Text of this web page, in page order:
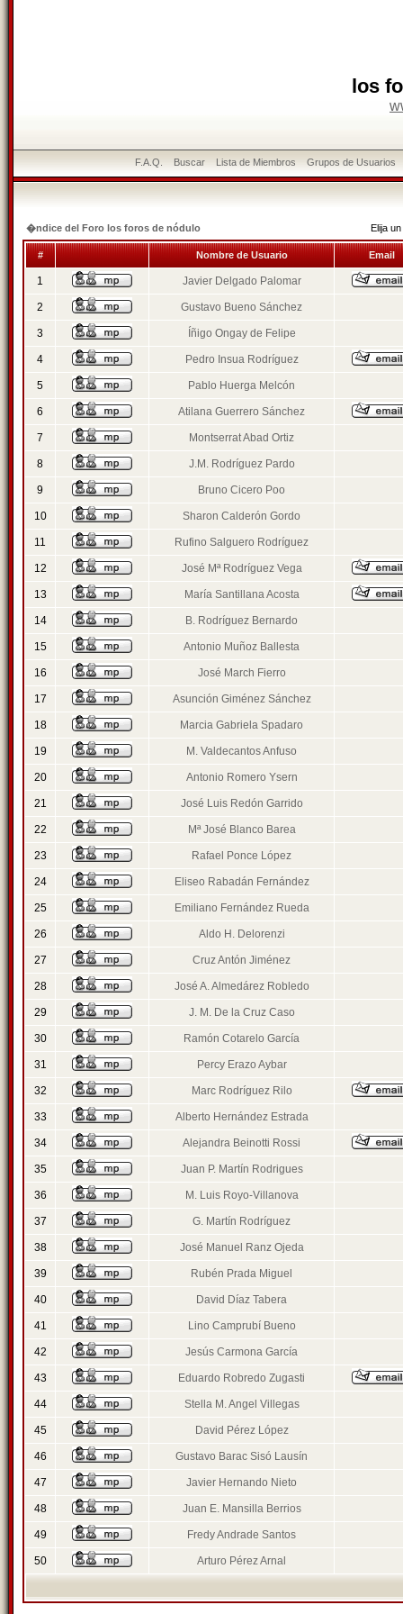
los
F.A.Q. Buscar Lista de Miembros Grupos de Usuarios
�ndice del Foro los foros de nódulo Elija
# Nombre de Usuario Email
1 Javier Delgado Palomar
2 Gustavo Bueno Sánchez
3 Íñigo Ongay de Felipe
4 Pedro Insua Rodríguez
5 Pablo Huerga Melcón
6 Atilana Guerrero Sánchez
7 Montserrat Abad Ortiz
8 J.M. Rodríguez Pardo
9 Bruno Cicero Poo
10 Sharon Calderón Gordo
11 Rufino Salguero Rodríguez
12 José Mª Rodríguez Vega
13 María Santillana Acosta
14 B. Rodríguez Bernardo
15 Antonio Muñoz Ballesta
16 José March Fierro
17 Asunción Giménez Sánchez
18 Marcia Gabriela Spadaro
19 M. Valdecantos Anfuso
20 Antonio Romero Ysern
21 José Luis Redón Garrido
22 Mª José Blanco Barea
23 Rafael Ponce López
24 Eliseo Rabadán Fernández
25 Emiliano Fernández Rueda
26 Aldo H. Delorenzi
27 Cruz Antón Jiménez
28 José A. Almedárez Robledo
29 J. M. De la Cruz Caso
30 Ramón Cotarelo García
31 Percy Erazo Aybar
32 Marc Rodríguez Rilo
33 Alberto Hernández Estrada
34 Alejandra Beinotti Rossi
35 Juan P. Martín Rodrigues
36 M. Luis Royo-Villanova
37 G. Martín Rodríguez
38 José Manuel Ranz Ojeda
39 Rubén Prada Miguel
40 David Díaz Tabera
41 Lino Camprubí Bueno
42 Jesús Carmona García
43 Eduardo Robredo Zugasti
44 Stella M. Angel Villegas
45 David Pérez López
46 Gustavo Barac Sisó Lausín
47 Javier Hernando Nieto
48 Juan E. Mansilla Berrios
49 Fredy Andrade Santos
50 Arturo Pérez Arnal